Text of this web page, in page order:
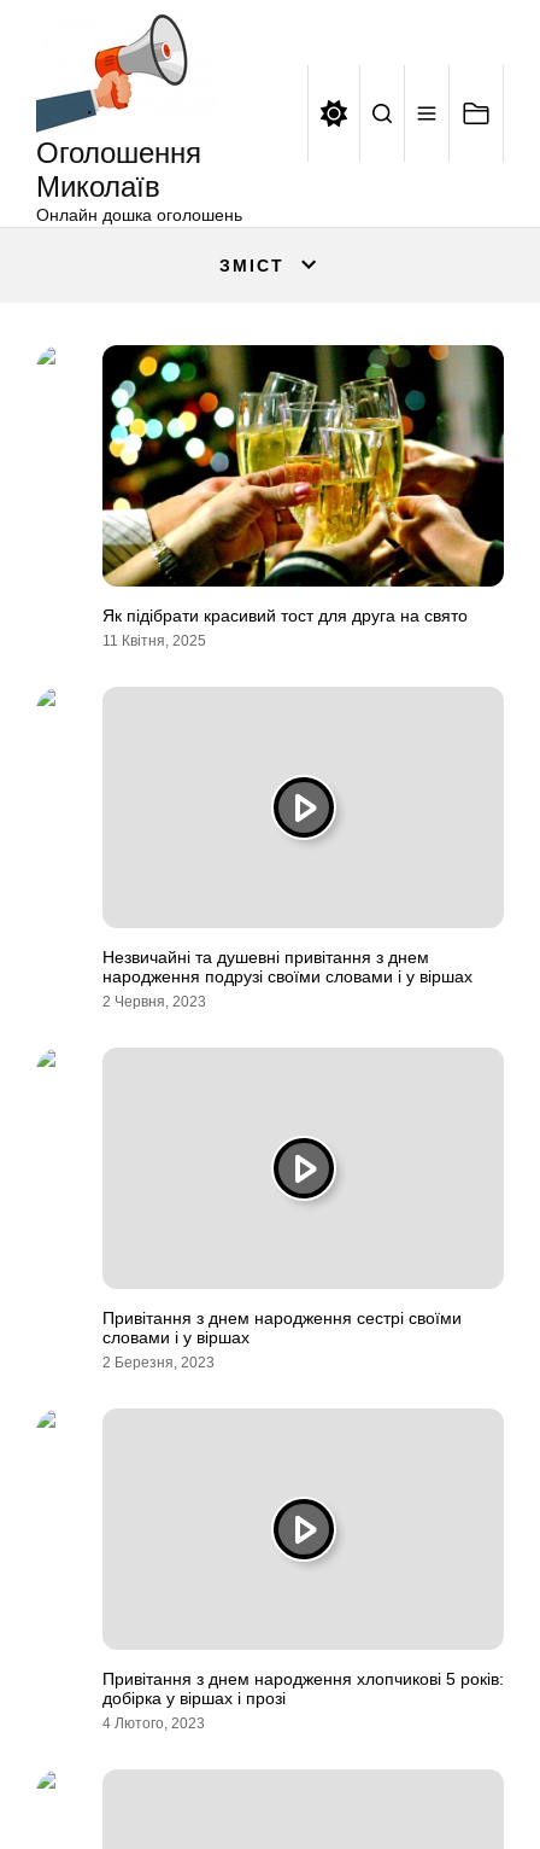
Оголошення
Миколаїв
Онлайн дошка оголошень
ЗМІСТ
Як підібрати красивий тост для друга на свято
11 Квітня, 2025
Незвичайні та душевні привітання з днем
народження подрузі своїми словами і у віршах
2 Червня, 2023
Привітання з днем народження сестрі своїми
словами і у віршах
2 Березня, 2023
Привітання з днем народження хлопчикові 5 років:
добірка у віршах і прозі
4 Лютого, 2023